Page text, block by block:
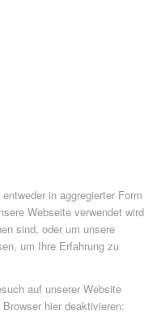
in aggregierter Form
Webseite verwendet wird
sind, oder um unsere
um Ihre Erfahrung zu
auf unserer Website
hier deaktivieren: